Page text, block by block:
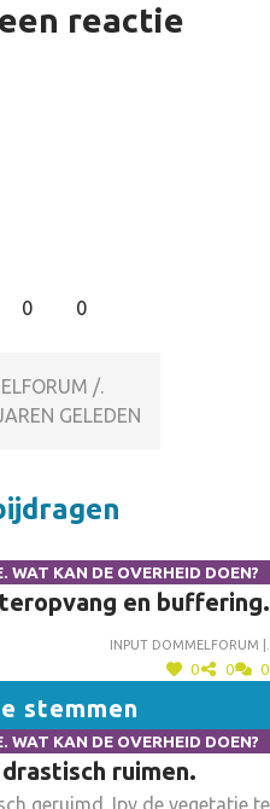
reactie
0 0
/.
GELEDEN
KAN DE OVERHEID DOEN?
en buffering.
Input dommelforum |.
0 0 0
stemmen
KAN DE OVERHEID DOEN?
ruimen.
geruimd. Ipv de vegetatie te